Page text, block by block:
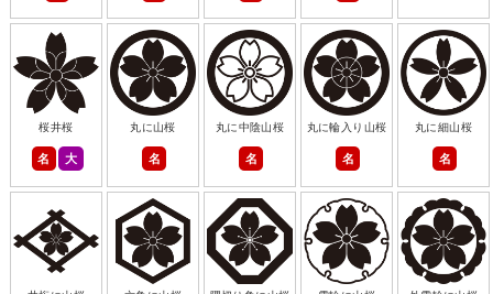
桜井桜
名 大
丸に山桜
名
丸に中陰山桜
名
丸に輪入り山桜
名
丸に細山桜
名